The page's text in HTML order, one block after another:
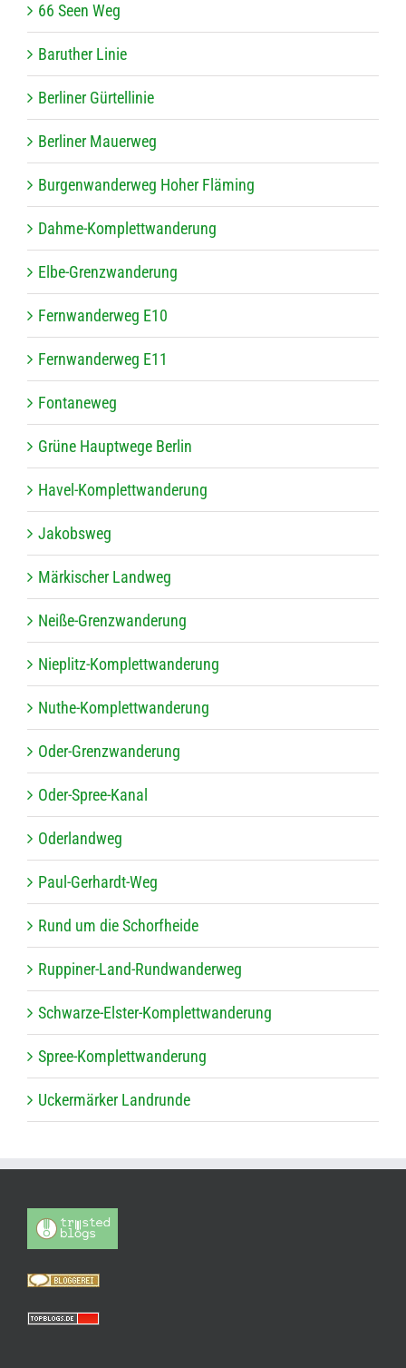
66 Seen Weg
Baru­ther Linie
Ber­li­ner Gürtellinie
Ber­li­ner Mauerweg
Bur­gen­wan­der­weg Hoher Fläming
Dahme-Kom­plett­wan­de­rung
Elbe-Grenz­wan­de­rung
Fern­wan­der­weg E10
Fern­wan­der­weg E11
Fon­ta­ne­weg
Grüne Haupt­wege Berlin
Havel-Kom­plett­wan­de­rung
Jakobs­weg
Mär­ki­scher Landweg
Neiße-Grenz­wan­de­rung
Nie­plitz-Kom­plett­wan­de­rung
Nuthe-Kom­plett­wan­de­rung
Oder-Grenz­wan­de­rung
Oder-Spree-Kanal
Oder­land­weg
Paul-Ger­hardt-Weg
Rund um die Schorfheide
Rup­pi­ner-Land-Rund­wan­der­weg
Schwarze-Els­ter-Kom­plett­wan­de­rung
Spree-Kom­plett­wan­de­rung
Ucker­mär­ker Landrunde